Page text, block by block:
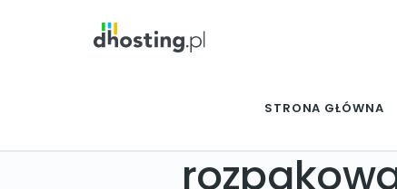
STRONA GŁÓWNA